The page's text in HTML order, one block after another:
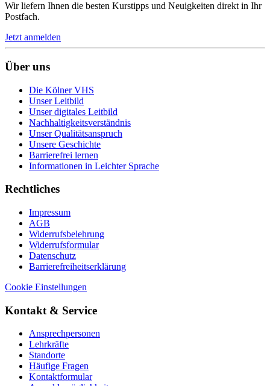
Wir liefern Ihnen die besten Kurstipps und Neuigkeiten direkt in Ihr
Postfach.
Jetzt anmelden
Über uns
Die Kölner VHS
Unser Leitbild
Unser digitales Leitbild
Nachhaltigkeitsverständnis
Unser Qualitätsanspruch
Unsere Geschichte
Barrierefrei lernen
Informationen in Leichter Sprache
Rechtliches
Impressum
AGB
Widerrufsbelehrung
Widerrufsformular
Datenschutz
Barrierefreiheitserklärung
Cookie Einstellungen
Kontakt & Service
Ansprechpersonen
Lehrkräfte
Standorte
Häufige Fragen
Kontaktformular